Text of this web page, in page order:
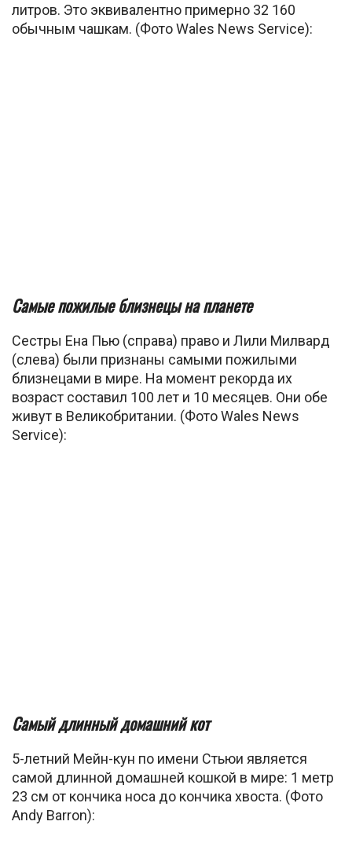
литров. Это эквивалентно примерно 32 160
обычным чашкам. (Фото Wales News Service):
Самые пожилые близнецы на планете
Сестры Ена Пью (справа) право и Лили Милвард
(слева) были признаны самыми пожилыми
близнецами в мире. На момент рекорда их
возраст составил 100 лет и 10 месяцев. Они обе
живут в Великобритании. (Фото Wales News
Service):
Самый длинный домашний кот
5-летний Мейн-кун по имени Стьюи является
самой длинной домашней кошкой в мире: 1 метр
23 см от кончика носа до кончика хвоста. (Фото
Andy Barron):